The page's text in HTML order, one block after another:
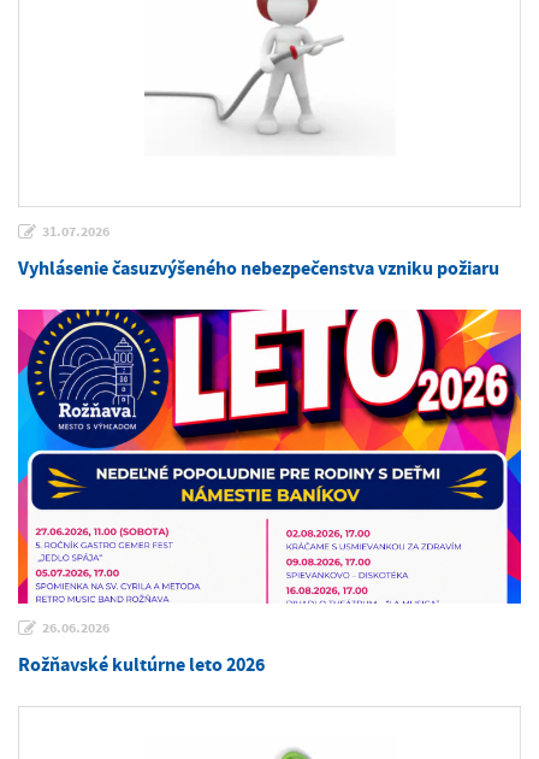
31.07.2026
Vyhlásenie časuzvýšeného nebezpečenstva vzniku požiaru
26.06.2026
Rožňavské kultúrne leto 2026